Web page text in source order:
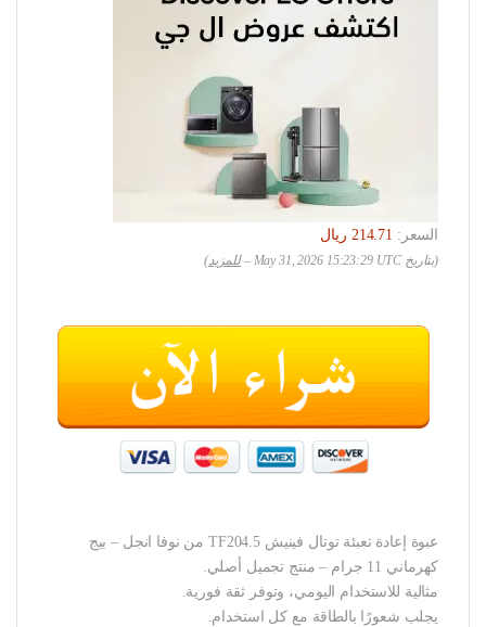
السعر:
(بتاريخ May 31, 2026 15:23:29 UTC – للمزيد)
عبوة إعادة تعبئة توتال فينيش TF204.5 من نوفا انجل – بيج
كهرماني 11 جرام – منتج تجميل أصلي.
مثالية للاستخدام اليومي، وتوفر ثقة فورية.
يجلب شعورًا بالطاقة مع كل استخدام.